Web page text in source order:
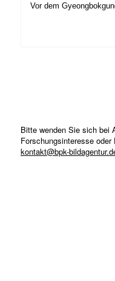
Vor dem
Bitte wenden Sie sich bei
Forschungsinteresse
kontakt@bpk-